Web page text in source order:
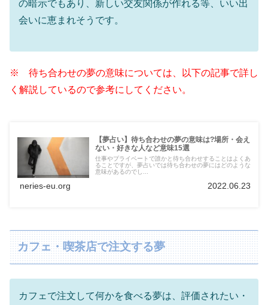
の暗示でもあり、新しい交友関係が作れる等、いい出
会いに恵まれそうです。
※ 待ち合わせの夢の意味については、以下の記事で詳し
く解説しているので参考にしてください。
【夢占い】待ち合わせの夢の意味は?場所・会え
ない・好きな人など意味15選
仕事やプライベートで誰かと待ち合わせすることはよくあ
ることですが、夢占いでは待ち合わせの夢にはどのような
意味があるのでし...
neries-eu.org 2022.06.23
カフェ・喫茶店で注文する夢
カフェで注文して何かを食べる夢は、評価されたい・